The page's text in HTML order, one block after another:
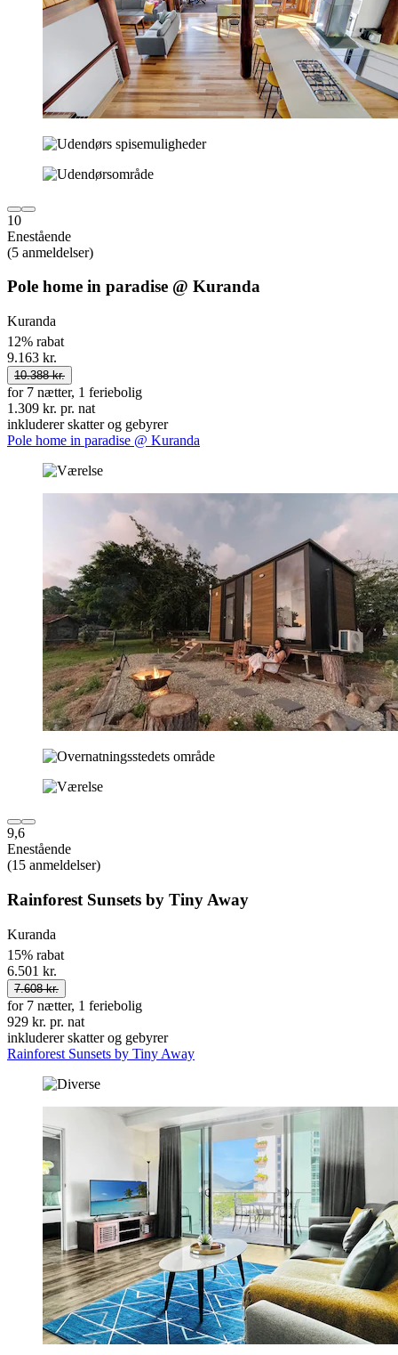
10
Enestående
(5 anmeldelser)
Pole home in paradise @ Kuranda
Kuranda
12% rabat
9.163 kr.
10.388 kr.
for 7 nætter, 1 feriebolig
1.309 kr. pr. nat
inkluderer skatter og gebyrer
Pole home in paradise @ Kuranda
9,6
Enestående
(15 anmeldelser)
Rainforest Sunsets by Tiny Away
Kuranda
15% rabat
6.501 kr.
7.608 kr.
for 7 nætter, 1 feriebolig
929 kr. pr. nat
inkluderer skatter og gebyrer
Rainforest Sunsets by Tiny Away